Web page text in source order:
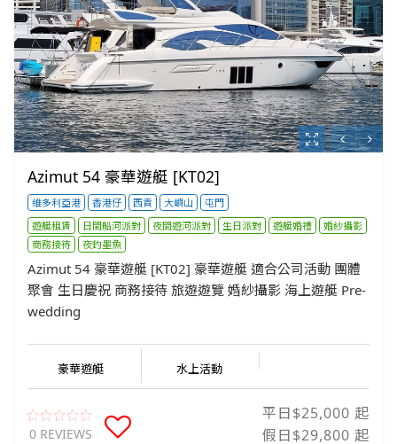
Azimut 54 豪華遊艇 [KT02]
維多利亞港 香港仔 西貢 大嶼山
屯門
遊艇租賃
日間船河派對 夜間遊河派對 生日派對 遊艇婚禮
婚紗攝影
商務接待
夜釣墨魚
Azimut 54 豪華遊艇 [KT02] 豪華遊艇 適合公司活動 團體
聚會 生日慶祝 商務接待 旅遊遊覽 婚紗攝影 海上遊艇 Pre-
wedding
豪華遊艇 水上活動
0 REVIEWS
平日$25,000 起
假日$29,800 起